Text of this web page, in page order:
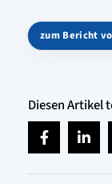
zum Bericht
Diesen Artikel